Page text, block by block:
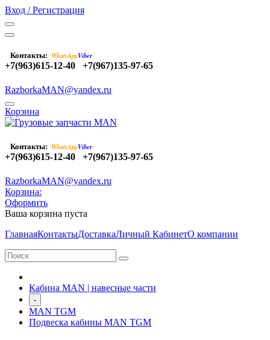
Вход / Регистрация
Контакты: WhatsAppViber
+7(963)615-12-40 +7(967)135-97-65
RazborkaMAN@yandex.ru
Корзина
Контакты: WhatsAppViber
+7(963)615-12-40 +7(967)135-97-65
RazborkaMAN@yandex.ru
Корзина:
Оформить
Ваша корзина пуста
ГлавнаяКонтактыДоставкаЛичный КабинетО компании
Кабина MAN | навесные части
-
MAN TGM
Подвеска кабины MAN TGM